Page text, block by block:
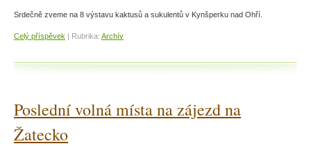
Srdečně zveme na 8 výstavu kaktusů a sukulentů v Kynšperku nad Ohří.
Celý příspěvek | Rubrika: Archív
Poslední volná místa na zájezd na
Žatecko